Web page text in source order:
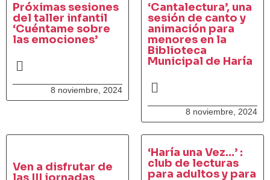
Próximas sesiones
del taller infantil
‘Cuéntame sobre
las emociones’
8 noviembre, 2024
‘Cantalectura’, una
sesión de canto y
animación para
menores en la
Biblioteca
Municipal de Haría
8 noviembre, 2024
Ven a disfrutar de
‘Haría una Vez…’ :
club de lecturas
para adultos y para